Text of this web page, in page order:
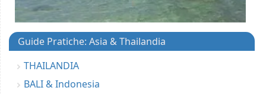
Guide Pratiche: Asia & Thailandia
THAILANDIA
BALI & Indonesia